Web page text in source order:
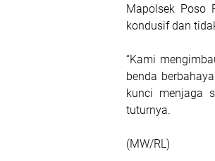
Mapolsek Poso
kondusif dan
“Kami
benda
kunci menjaga
tuturnya.
(MW/RL)